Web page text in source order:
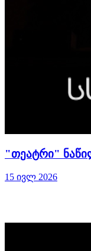
"თეატრი"
15 ივლ 2026